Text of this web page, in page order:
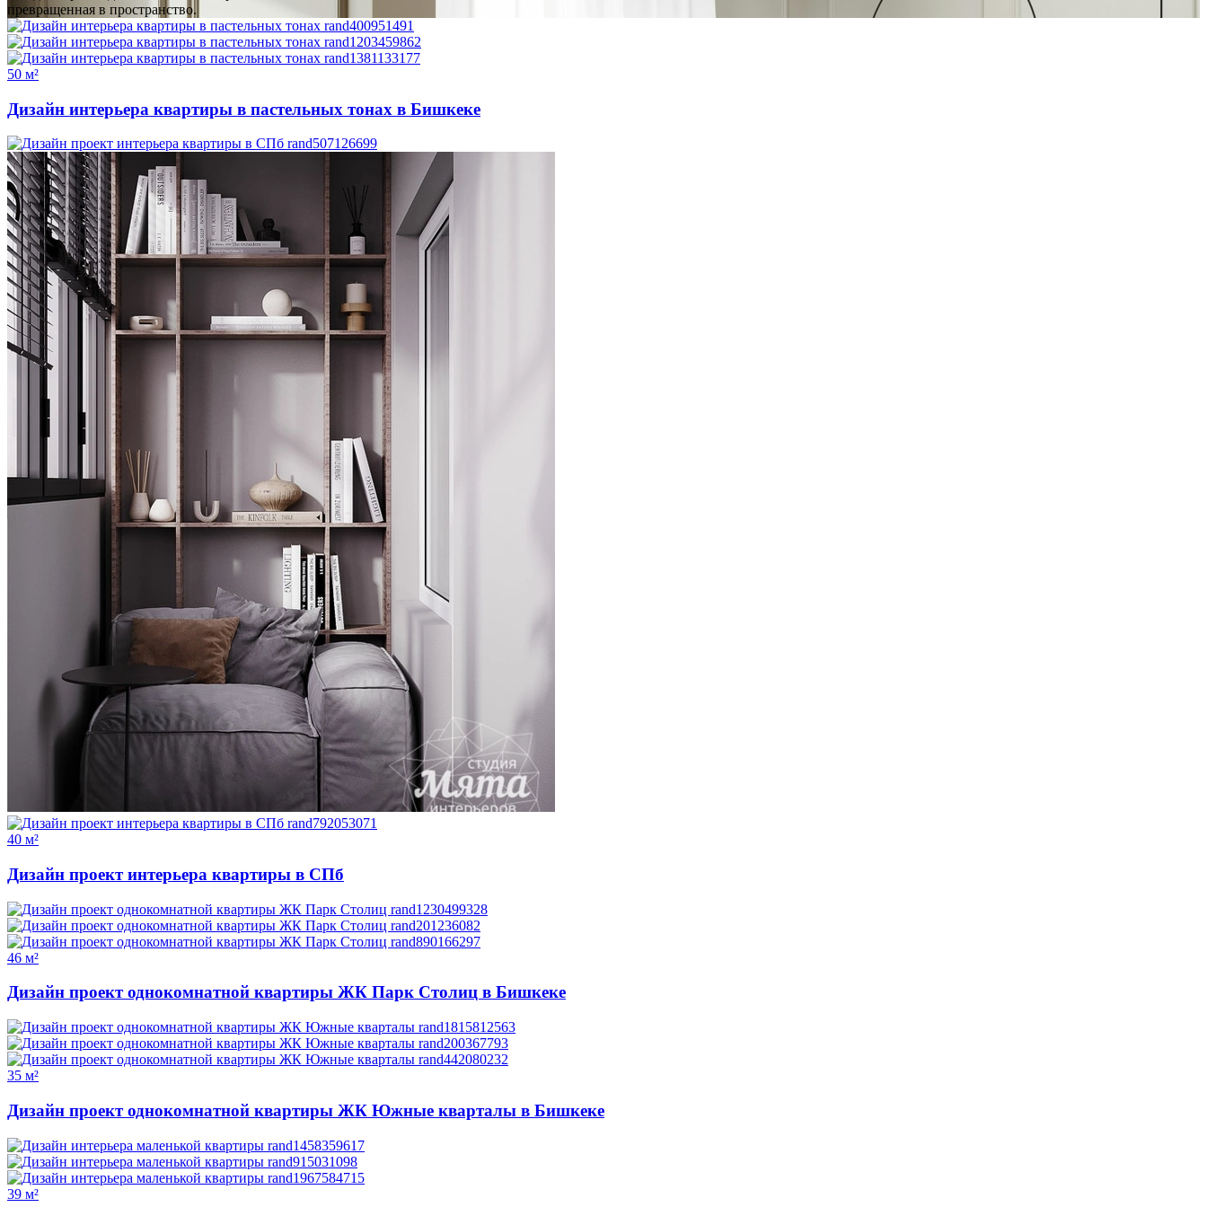
превращенная в пространство.
50 м²
Дизайн интерьера квартиры в пастельных тонах в Бишкеке
40 м²
Дизайн проект интерьера квартиры в СПб
46 м²
Дизайн проект однокомнатной квартиры ЖК Парк Столиц в Бишкеке
35 м²
Дизайн проект однокомнатной квартиры ЖК Южные кварталы в Бишкеке
39 м²